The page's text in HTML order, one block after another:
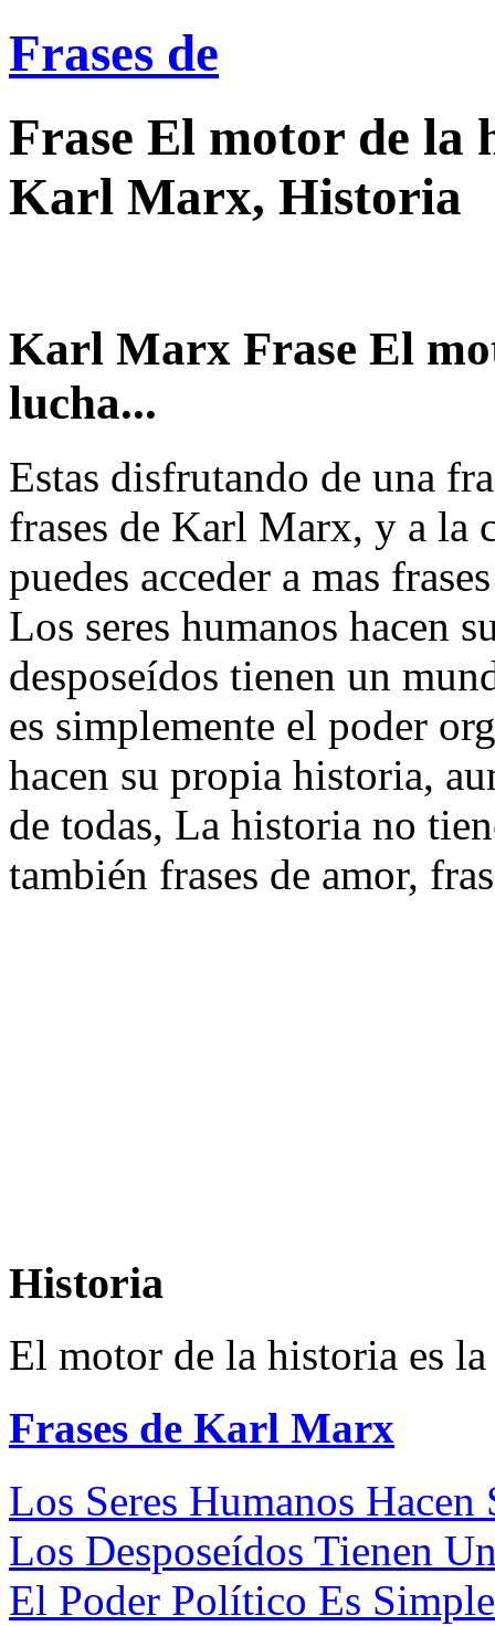
Frases de
Frase El motor de la
Karl Marx, Historia
Karl Marx Frase El
lucha...
Estas disfrutando de una
frases de Karl Marx, y a la
puedes acceder a mas
Los seres humanos hacen
desposeídos tienen un
es simplemente el poder
hacen su propia historia,
de todas, La historia no
también frases de amor,
Historia
El motor de la historia es la
Frases de Karl Marx
Los Seres Humanos
Los Desposeídos Tienen
El Poder Político Es